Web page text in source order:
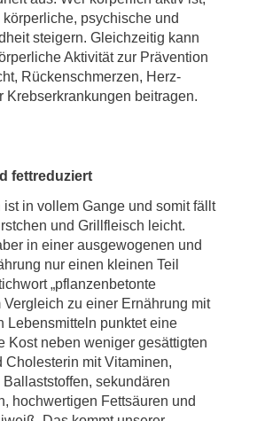
körperliche, psychische und
steigern. Gleichzeitig kann
Aktivität zur Prävention
Rückenschmerzen, Herz-
Krebserkrankungen beitragen.
fettreduziert
in vollem Gange und somit fällt
und Grillfleisch leicht.
in einer ausgewogenen und
nur einen kleinen Teil
„pflanzenbetonte
Vergleich zu einer Ernährung mit
Lebensmitteln punktet eine
Kost neben weniger gesättigten
Cholesterin mit Vitaminen,
Ballaststoffen, sekundären
hochwertigen Fettsäuren und